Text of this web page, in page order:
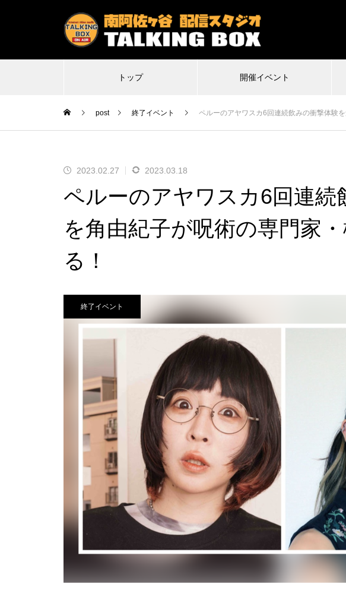
トップ 開催イベント
特殊平場ライブ「気付けば魔界に
こんな感じ」
不謹慎VS珍アニメ ヘンテコ
post 終了イベント ペルーのアヤワスカ6回連続飲みの衝撃体験
2023.02.27 2023.03.18
ペルーのアヤワスカ6回連続
を角由紀子が呪術の専門家
る！
終了イベント